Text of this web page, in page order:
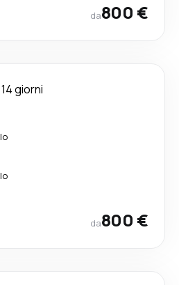
da800 €
14 giorni
da800 €